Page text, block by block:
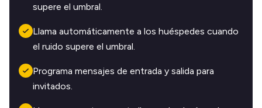
supere el umbral.
Llama automáticamente a los huéspedes cuando
el ruido supere el umbral.
Programa mensajes de entrada y salida para
invitados.